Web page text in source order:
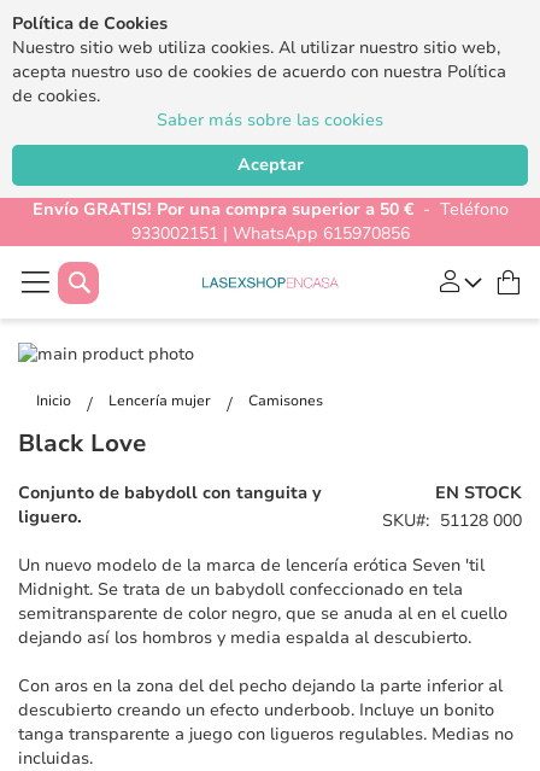
Política de Cookies
Nuestro sitio web utiliza cookies. Al utilizar nuestro sitio web,
acepta nuestro uso de cookies de acuerdo con nuestra Política
de cookies.
Saber más sobre las cookies
Aceptar
Envío GRATIS! Por una compra superior a 50 €- Teléfono
933002151 | WhatsApp 615970856
Buscar
Inicio Lencería mujer Camisones
Saltar
final
la
de
imágenes
de
galería
de
Black Love
EN STOCK
SKU
51128 000
Conjunto de babydoll con tanguita y
liguero.
Un nuevo modelo de la marca de lencería erótica Seven 'til
Midnight. Se trata de un babydoll confeccionado en tela
semitransparente de color negro, que se anuda al en el cuello
dejando así los hombros y media espalda al descubierto.
Con aros en la zona del del pecho dejando la parte inferior al
descubierto creando un efecto underboob. Incluye un bonito
tanga transparente a juego con ligueros regulables. Medias no
incluidas.